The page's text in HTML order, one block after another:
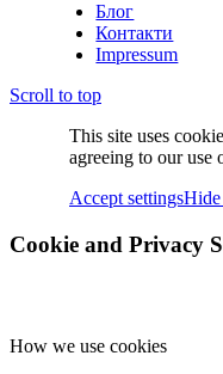
Блог
Контакти
Impressum
Scroll to top
This site uses
agreeing to our use
Accept settings
Cookie and Privacy
How we use cookies